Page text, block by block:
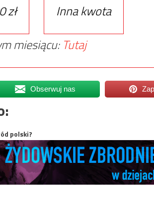
zł
Inna kwota
miesiącu: Tutaj
Obserwuj nas
polski?